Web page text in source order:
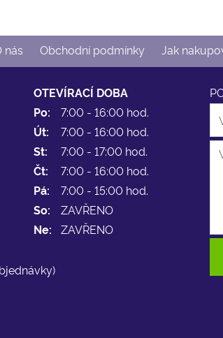
nás Obchodní podmínky Jak
OTEVÍRACÍ DOBA
Po:
7:00 - 16:00 hod.
Út:
7:00 - 16:00 hod.
St:
7:00 - 17:00 hod.
Čt:
7:00 - 16:00 hod.
Pá:
7:00 - 15:00 hod.
So:
ZAVŘENO
Ne:
ZAVŘENO